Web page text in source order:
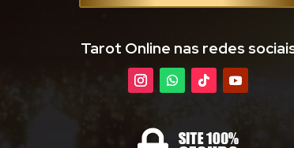
Tarot Online nas redes